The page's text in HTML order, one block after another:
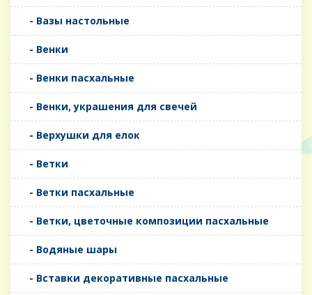
- Вазы настольные
- Венки
- Венки пасхальные
- Венки, украшения для свечей
- Верхушки для елок
- Ветки
- Ветки пасхальные
- Ветки, цветочные композиции пасхальные
- Водяные шары
- Вставки декоративные пасхальные